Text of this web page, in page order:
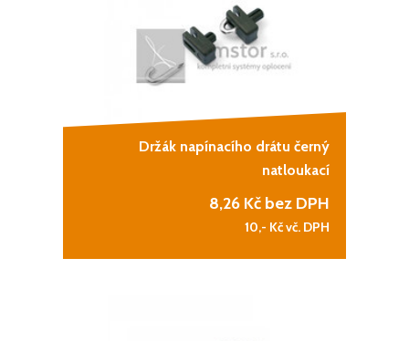
Držák napínacího drátu černý
natloukací
8,26 Kč bez DPH
10,- Kč vč. DPH